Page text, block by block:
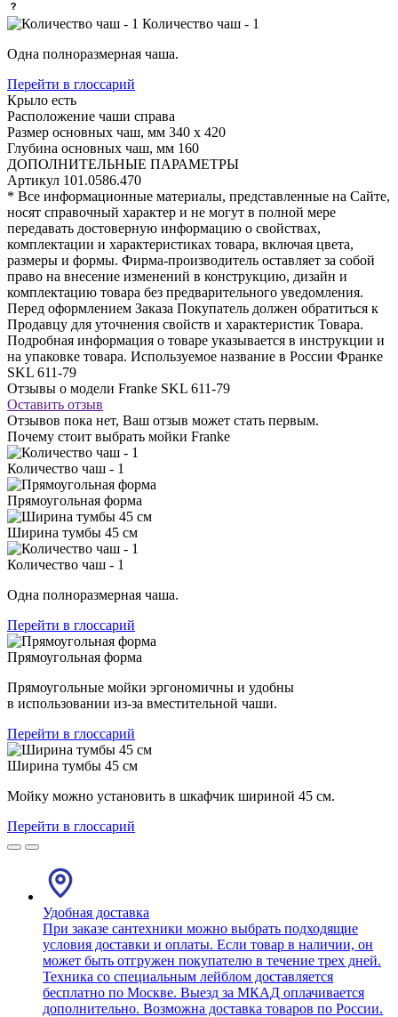
Количество чаш - 1
Одна полноразмерная чаша.
Перейти в глоссарий
Крыло есть
Расположение чаши справа
Размер основных чаш, мм 340 х 420
Глубина основных чаш, мм 160
ДОПОЛНИТЕЛЬНЫЕ ПАРАМЕТРЫ
Артикул 101.0586.470
* Все информационные материалы, представленные на Сайте,
носят справочный характер и не могут в полной мере
передавать достоверную информацию о свойствах,
комплектации и характеристиках товара, включая цвета,
размеры и формы. Фирма-производитель оставляет за собой
право на внесение изменений в конструкцию, дизайн и
комплектацию товара без предварительного уведомления.
Перед оформлением Заказа Покупатель должен обратиться к
Продавцу для уточнения свойств и характеристик Товара.
Подробная информация о товаре указывается в инструкции и
на упаковке товара. Используемое название в России Франке
SKL 611-79
Отзывы о модели Franke SKL 611-79
Оставить отзыв
Отзывов пока нет, Ваш отзыв может стать первым.
Почему стоит выбрать мойки Franke
Количество чаш - 1
Прямоугольная форма
Ширина тумбы 45 см
Количество чаш - 1
Одна полноразмерная чаша.
Перейти в глоссарий
Прямоугольная форма
Прямоугольные мойки эргономичны и удобны
в использовании из-за вместительной чаши.
Перейти в глоссарий
Ширина тумбы 45 см
Мойку можно установить в шкафчик шириной 45 см.
Перейти в глоссарий
Удобная доставка
При заказе сантехники можно выбрать подходящие
условия доставки и оплаты. Если товар в наличии, он
может быть отгружен покупателю в течение трех дней.
Техника со специальным лейблом доставляется
бесплатно по Москве. Выезд за МКАД оплачивается
дополнительно. Возможна доставка товаров по России.